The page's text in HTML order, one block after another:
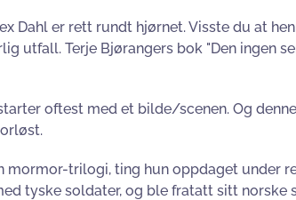
Dahl er rett rundt hjørnet. Visste du at
utfall. Terje Bjørangers bok "Den ingen
oftest med et bilde/scenen. Og
trilogi, ting hun oppdaget under
tyske soldater, og ble fratatt sitt norske